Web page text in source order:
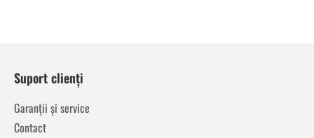
Suport clienți
Garanții și service
Contact